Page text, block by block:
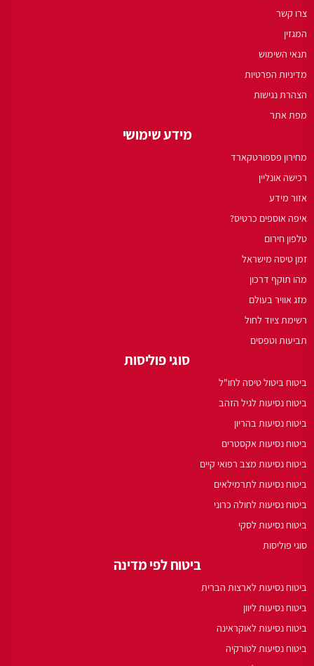
צרו קשר
המגזין
תנאי השימוש
מדיניות הפרטיות
הצהרת נגישות
מפת אתר
מידע שימושי
מחירון פספורטקארד
רכישה אונליין
אזור מידע
איפה אוספים כרטיס?
טלפון חירום
זמן טיסה מישראל
מהו תוקף דרכון
מזג אוויר בעולם
רשימת ציוד לחול
תביעות וטפסים
סוגי פוליסות
ביטוח ביטול טיסה לחו"ל
ביטוח נסיעות לגיל הזהב
ביטוח נסיעות בהריון
ביטוח נסיעות אקסטרים
ביטוח נסיעות מצב רפואי קיים
ביטוח נסיעות לתרמילאים
ביטוח נסיעות לחולה כרוני
ביטוח נסיעות לסקי
סוגי פוליסות
ביטוח לפי מדינה
ביטוח נסיעות לארצות הברית
ביטוח נסיעות ליוון
ביטוח נסיעות לאוקראינה
ביטוח נסיעות לטורקיה